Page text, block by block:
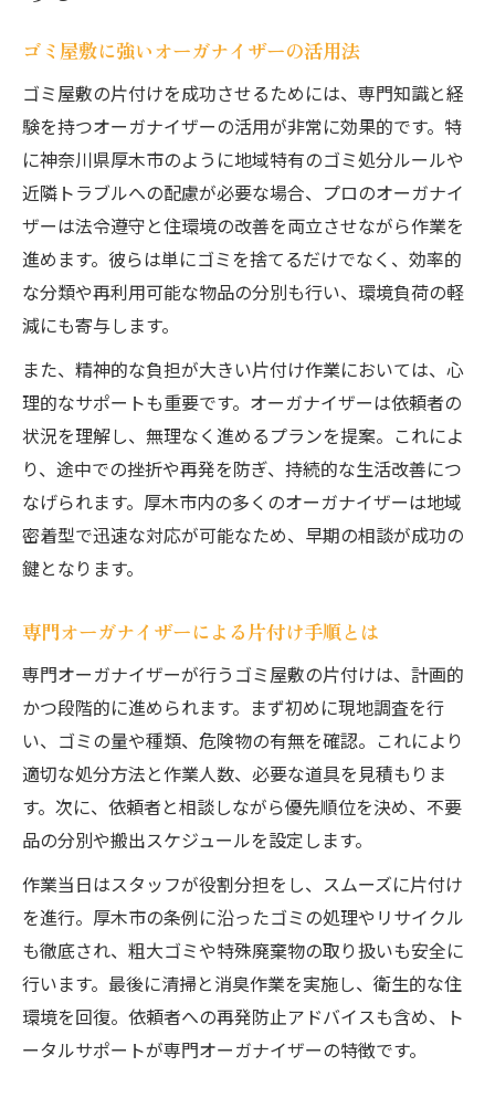
ゴミ屋敷に強いオーガナイザーの活用法
ゴミ屋敷の片付けを成功させるためには、専門知識と経
験を持つオーガナイザーの活用が非常に効果的です。特
に神奈川県厚木市のように地域特有のゴミ処分ルールや
近隣トラブルへの配慮が必要な場合、プロのオーガナイ
ザーは法令遵守と住環境の改善を両立させながら作業を
進めます。彼らは単にゴミを捨てるだけでなく、効率的
な分類や再利用可能な物品の分別も行い、環境負荷の軽
減にも寄与します。
また、精神的な負担が大きい片付け作業においては、心
理的なサポートも重要です。オーガナイザーは依頼者の
状況を理解し、無理なく進めるプランを提案。これによ
り、途中での挫折や再発を防ぎ、持続的な生活改善につ
なげられます。厚木市内の多くのオーガナイザーは地域
密着型で迅速な対応が可能なため、早期の相談が成功の
鍵となります。
専門オーガナイザーによる片付け手順とは
専門オーガナイザーが行うゴミ屋敷の片付けは、計画的
かつ段階的に進められます。まず初めに現地調査を行
い、ゴミの量や種類、危険物の有無を確認。これにより
適切な処分方法と作業人数、必要な道具を見積もりま
す。次に、依頼者と相談しながら優先順位を決め、不要
品の分別や搬出スケジュールを設定します。
作業当日はスタッフが役割分担をし、スムーズに片付け
を進行。厚木市の条例に沿ったゴミの処理やリサイクル
も徹底され、粗大ゴミや特殊廃棄物の取り扱いも安全に
行います。最後に清掃と消臭作業を実施し、衛生的な住
環境を回復。依頼者への再発防止アドバイスも含め、ト
ータルサポートが専門オーガナイザーの特徴です。